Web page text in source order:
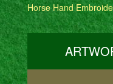
Horse Hand